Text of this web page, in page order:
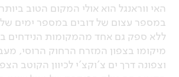
האי ווראנגל הוא אולי המקום הטוב
במספר עצום של דובים במספר ימים
ללא ספק גם אחד מהמקומות הנידחים
מיקומו בצפון המזרח הרחוק הרוסי,
וצפונה דרך ים צ'וקצ'י לכיוון הקוטב